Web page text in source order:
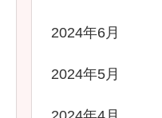
2024年6月
2024年5月